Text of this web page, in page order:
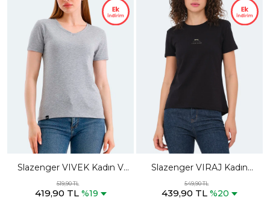
Slazenger VIVEK Kadın V
Yaka Gri Tişört
519,90 TL
419,90 TL %19
Slazenger VIRAJ Kadın
Siyah Tişört
549,90 TL
439,90 TL %20